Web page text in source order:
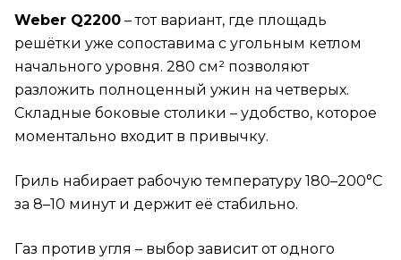
Weber Q2200 – тот вариант, где площадь
решётки уже сопоставима с угольным кетлом
начального уровня. 280 см² позволяют
разложить полноценный ужин на четверых.
Складные боковые столики – удобство, которое
моментально входит в привычку.
Гриль набирает рабочую температуру 180–200°C
за 8–10 минут и держит её стабильно.
Газ против угля – выбор зависит от одного